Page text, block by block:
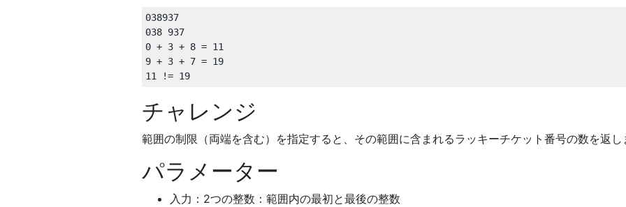
038937
038 937
0 + 3 + 8 = 11
9 + 3 + 7 = 19
チャレンジ
範囲の制限（両端を含む）を指定すると、その範囲に含まれるラッキーチケット番号の数を返し
パラメーター
入力：2つの整数：範囲内の最初と最後の整数